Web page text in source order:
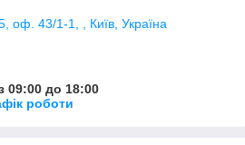
оф. 43/1-1, , Київ, Україна
09:00 до 18:00
роботи